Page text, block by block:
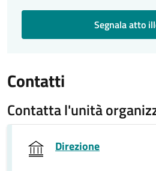
Segnala atto
Contatti
Contatta l'unità
Direzione